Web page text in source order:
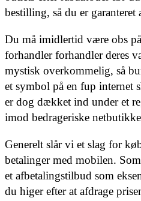
bestilling, så du er garanteret
Du må imidlertid være obs
forhandler forhandler deres
mystisk overkommelig, så
et symbol på en fup internet
er dog dækket ind under et
imod bedrageriske
Generelt slår vi et slag for
betalinger med mobilen.
et afbetalingstilbud som
du higer efter at afdrage